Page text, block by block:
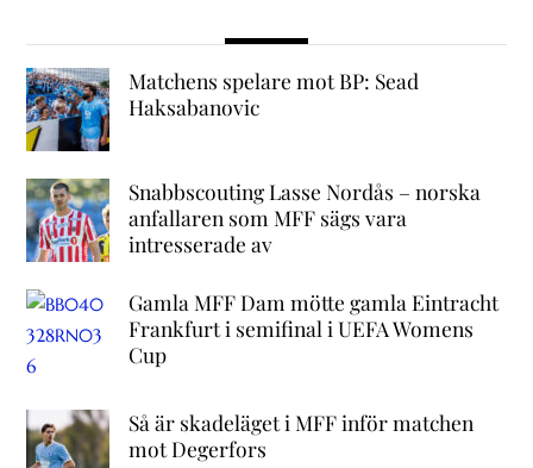
Matchens spelare mot BP: Sead
Haksabanovic
Snabbscouting Lasse Nordås – norska
anfallaren som MFF sägs vara
intresserade av
Gamla MFF Dam mötte gamla Eintracht
Frankfurt i semifinal i UEFA Womens
Cup
Så är skadeläget i MFF inför matchen
mot Degerfors